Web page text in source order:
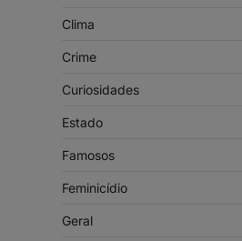
Clima
Crime
Curiosidades
Estado
Famosos
Feminicídio
Geral